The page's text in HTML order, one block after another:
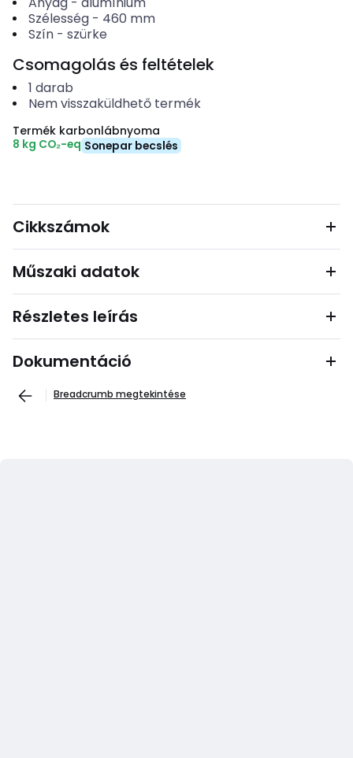
Szélesség- 460 mm
Szín- szürke
Csomagolás és feltételek
1 darab
Nem visszaküldhető termék
Termék karbonlábnyoma
8 kg CO₂-eq Sonepar becslés
Cikkszámok
Műszaki adatok
Részletes leírás
Dokumentáció
Breadcrumb megtekintése